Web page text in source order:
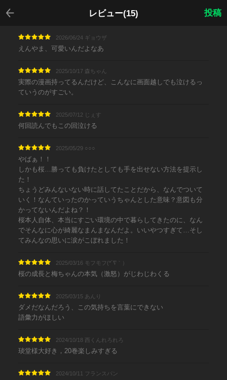
レビュー(15)
戻る
投稿
2026/06/24 ギョウザ
えんやま、可愛いんだよなあ
2025/10/17 森ちゃん
実際の漫画持ってるんだけど、こんなに画面越しでも泣けるっ
ていうのがすごい。
2025/07/12 じぇす
何回読んでもこの回泣ける
2025/05/29 ○○○
やばぁ！！
しかも桜…勝っても負けたとしても手を出せない方法を提示し
た！
ちょうどみんないない時に話してたことだから、なんでついて
いく！なんていったのかっていうちゃんとした意味？意図も分
かってないんだよね？！
桜本人自体、本当にすごい環境の中で暮らしてきたのに、なん
でそんなに心が綺麗なまんまなんだよ。いいやつすぎて…そし
てみんなの思いに涙がこぼれました！
2025/03/16 モフモフ(*´∇｀）
桜の成長と梅ちゃんの本気（激怒）がじわじわくる
2025/03/15 あんり
ダメだなんだろう、この気持ちを言葉にできない
語彙力がほしい
2024/10/18 西くんれろれろ
琰堂様大好き，20巻楽しみすぎる
2024/10/11 フランスパン